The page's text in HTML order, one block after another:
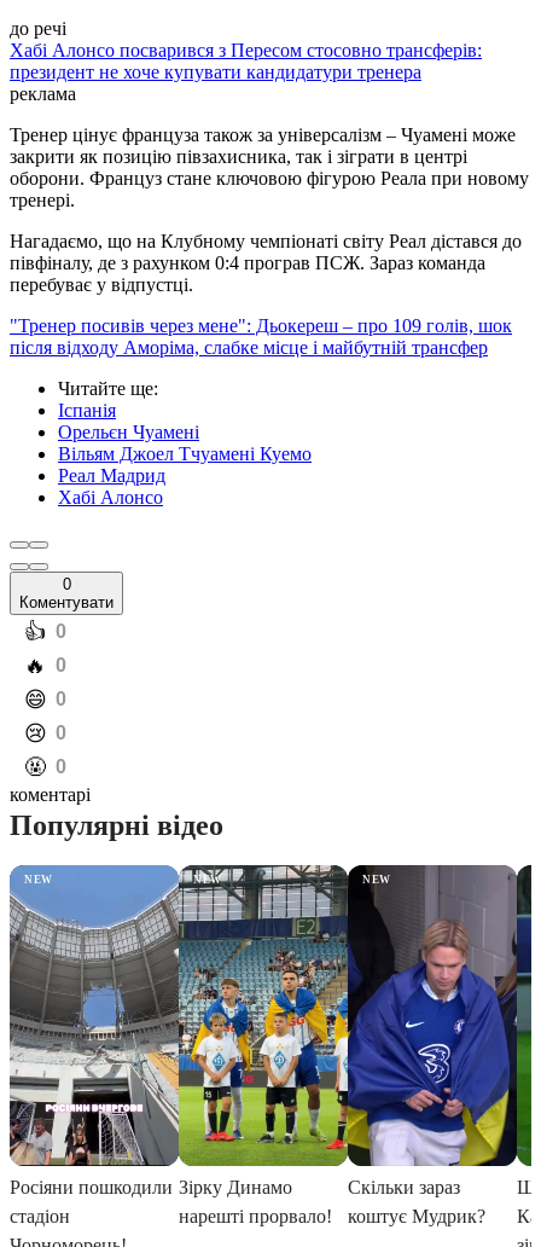
до речі
Хабі Алонсо посварився з Пересом стосовно трансферів:
президент не хоче купувати кандидатури тренера
реклама
Тренер цінує француза також за універсалізм – Чуамені може
закрити як позицію півзахисника, так і зіграти в центрі
оборони. Француз стане ключовою фігурою Реала при новому
тренері.
Нагадаємо, що на Клубному чемпіонаті світу Реал дістався до
півфіналу, де з рахунком 0:4 програв ПСЖ. Зараз команда
перебуває у відпустці.
"Тренер посивів через мене": Дьокереш – про 109 голів, шок
після відходу Аморіма, слабке місце і майбутній трансфер
Читайте ще:
Іспанія
Орельєн Чуамені
Вільям Джоел Тчуамені Куемо
Реал Мадрид
Хабі Алонсо
0
Коментувати
️👍 0
️🔥 0
️😄 0
️😢 0
️🤬 0
коментарі